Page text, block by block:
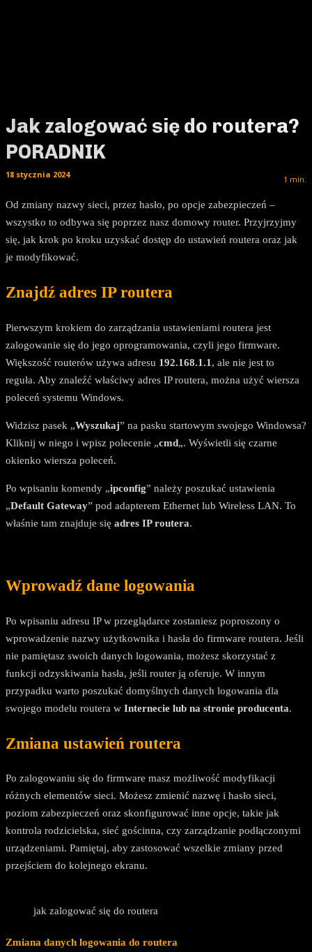
Jak zalogować się do routera?
PORADNIK
1 min.
18 stycznia 2024
Od zmiany nazwy sieci, przez hasło, po opcje zabezpieczeń –
wszystko to odbywa się poprzez nasz domowy router. Przyjrzyjmy
się, jak krok po kroku uzyskać dostęp do ustawień routera oraz jak
je modyfikować.
Znajdź adres IP routera
Pierwszym krokiem do zarządzania ustawieniami routera jest
zalogowanie się do jego oprogramowania, czyli jego firmware.
Większość routerów używa adresu 192.168.1.1 , ale nie jest to
reguła. Aby znaleźć właściwy adres IP routera, można użyć wiersza
poleceń systemu Windows.
Widzisz pasek „Wyszukaj” na pasku startowym swojego Windowsa?
Kliknij w niego i wpisz polecenie „cmd„. Wyświetli się czarne
okienko wiersza poleceń.
Po wpisaniu komendy „ipconfig” należy poszukać ustawienia
„Default Gateway” pod adapterem Ethernet lub Wireless LAN. To
właśnie tam znajduje się adres IP routera.
Wprowadź dane logowania
Po wpisaniu adresu IP w przeglądarce zostaniesz poproszony o
wprowadzenie nazwy użytkownika i hasła do firmware routera. Jeśli
nie pamiętasz swoich danych logowania, możesz skorzystać z
funkcji odzyskiwania hasła, jeśli router ją oferuje. W innym
przypadku warto poszukać domyślnych danych logowania dla
swojego modelu routera w Internecie lub na stronie producenta.
Zmiana ustawień routera
Po zalogowaniu się do firmware masz możliwość modyfikacji
różnych elementów sieci. Możesz zmienić nazwę i hasło sieci,
poziom zabezpieczeń oraz skonfigurować inne opcje, takie jak
kontrola rodzicielska, sieć gościnna, czy zarządzanie podłączonymi
urządzeniami. Pamiętaj, aby zastosować wszelkie zmiany przed
przejściem do kolejnego ekranu.
jak zalogować się do routera
Zmiana danych logowania do routera